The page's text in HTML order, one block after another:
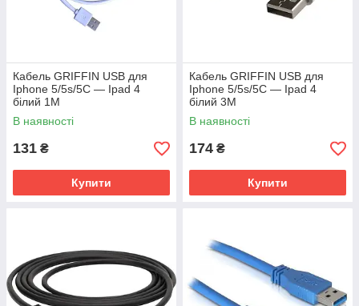
Кабель GRIFFIN USB для
Iphone 5/5s/5C — Ipad 4
білий 1M
В наявності
131 ₴
Купити
Кабель GRIFFIN USB для
Iphone 5/5s/5C — Ipad 4
білий 3M
В наявності
174 ₴
Купити